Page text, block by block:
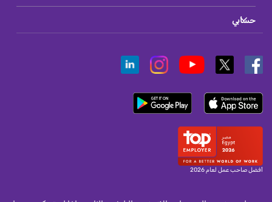
حسابي
أفضل صاحب عمل لعام 2026